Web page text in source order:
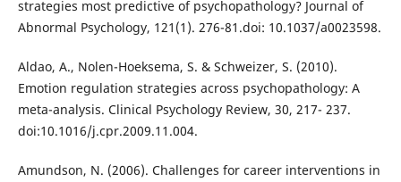
strategies most predictive of psychopathology? Journal of
Abnormal Psychology, 121(1). 276-81.doi: 10.1037/a0023598.
Aldao, A., Nolen-Hoeksema, S. & Schweizer, S. (2010).
Emotion regulation strategies across psychopathology: A
meta-analysis. Clinical Psychology Review, 30, 217- 237.
doi:10.1016/j.cpr.2009.11.004.
Amundson, N. (2006). Challenges for career interventions in